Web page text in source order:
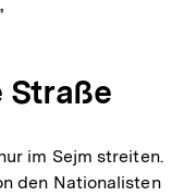
Straße
im Sejm streiten.
den Nationalisten